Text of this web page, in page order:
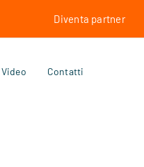
Diventa partner
Video Contatti